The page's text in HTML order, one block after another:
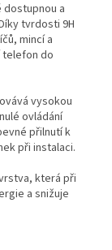
dostupnou a
tvrdosti 9H
mincí a
telefon do
vysokou
ovládání
přilnutí k
při instalaci.
která při
a snižuje